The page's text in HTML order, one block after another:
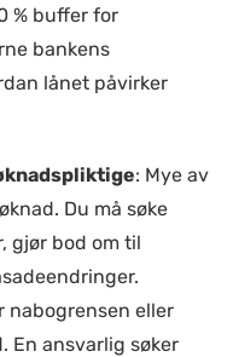
% buffer for
bankens
lånet påvirker
: Mye av
Du må søke
gjør bod om til
eller
En ansvarlig søker